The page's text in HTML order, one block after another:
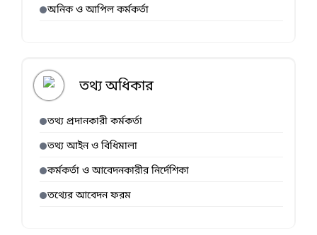
অনিক ও আপিল কর্মকর্তা
তথ্য অধিকার
তথ্য প্রদানকারী কর্মকর্তা
তথ্য আইন ও বিধিমালা
কর্মকর্তা ও আবেদনকারীর নির্দেশিকা
তথ্যের আবেদন ফরম